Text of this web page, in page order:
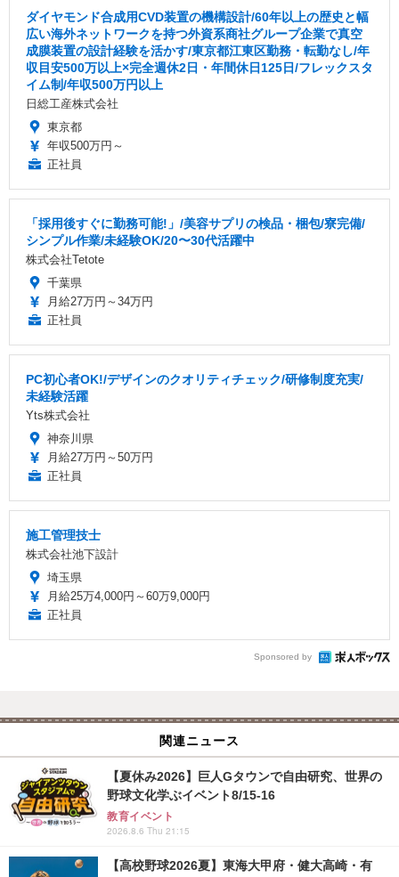
ダイヤモンド合成用CVD装置の機構設計/60年以上の歴史と幅
広い海外ネットワークを持つ外資系商社グループ企業で真空
成膜装置の設計経験を活かす/東京都江東区勤務・転勤なし/年
収目安500万以上×完全週休2日・年間休日125日/フレックスタ
イム制/年収500万円以上
日総工産株式会社
東京都
年収500万円～
正社員
「採用後すぐに勤務可能!」/美容サプリの検品・梱包/寮完備/
シンプル作業/未経験OK/20〜30代活躍中
株式会社Tetote
千葉県
月給27万円～34万円
正社員
PC初心者OK!/デザインのクオリティチェック/研修制度充実/
未経験活躍
Yts株式会社
神奈川県
月給27万円～50万円
正社員
施工管理技士
株式会社池下設計
埼玉県
月給25万4,000円～60万9,000円
正社員
Sponsored by
関連ニュース
【夏休み2026】巨人Gタウンで自由研究、世界の
野球文化学ぶイベント8/15-16
教育イベント
2026.8.6 Thu 21:15
【高校野球2026夏】東海大甲府・健大高崎・有